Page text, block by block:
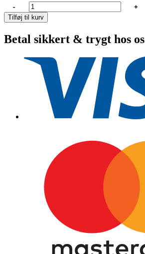
Mirka
Abranet
Ace
225mm
-
+
Tilføj til kurv
Betal sikkert & trygt hos os